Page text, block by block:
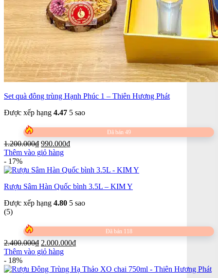
Set quà đông trùng Hạnh Phúc 1 – Thiên Hương Phát
Được xếp hạng 4.47 5 sao
Đã bán 49
1.200.000₫ Giá
gốc
1.200.000₫.
990.000₫Giá
là:
Thêm vào giỏ hàng
- 17%
Rượu Sâm Hàn Quốc bình 3.5L – KIM Y
Được xếp hạng 4.80 5 sao
(5)
Đã bán 118
2.400.000₫ Giá
gốc
2.400.000₫.
2.000.000₫Giá
là:
Thêm vào giỏ hàng
- 18%